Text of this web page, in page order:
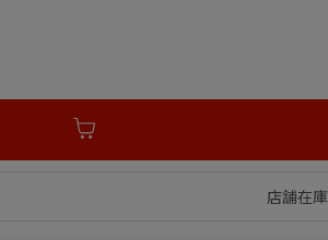
店舗在